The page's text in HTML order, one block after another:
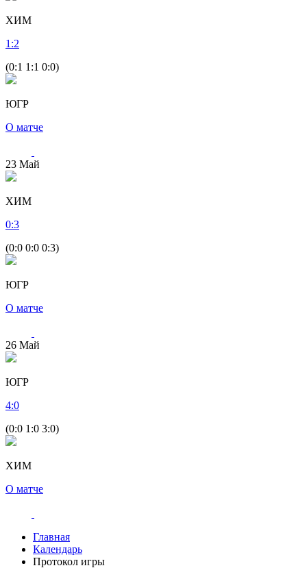
ХИМ
1 :2
(0:1 1:1 0:0)
ЮГР
О матче
23 Май
ХИМ
0:3
(0:0 0:0 0:3)
ЮГР
О матче
26 Май
ЮГР
4:0
(0:0 1:0 3:0)
ХИМ
О матче
Главная
Календарь
Протокол игры